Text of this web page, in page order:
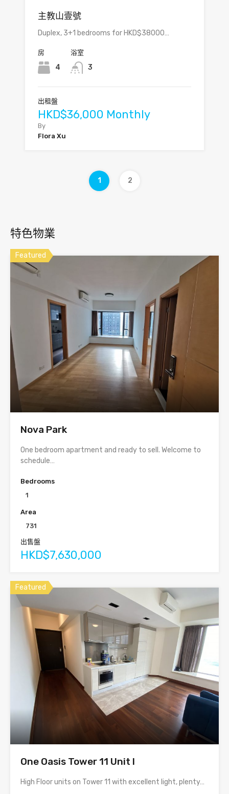
主教山壹號
Duplex, 3+1 bedrooms for HKD$38000…
房
4
浴室
3
出租盤
HKD$36,000 Monthly
By
Flora Xu
1 2
特色物業
Featured
Nova Park
One bedroom apartment and ready to sell. Welcome to
schedule…
Bedrooms
1
Area
731
出售盤
HKD$7,630,000
Featured
One Oasis Tower 11 Unit I
High Floor units on Tower 11 with excellent light, plenty…